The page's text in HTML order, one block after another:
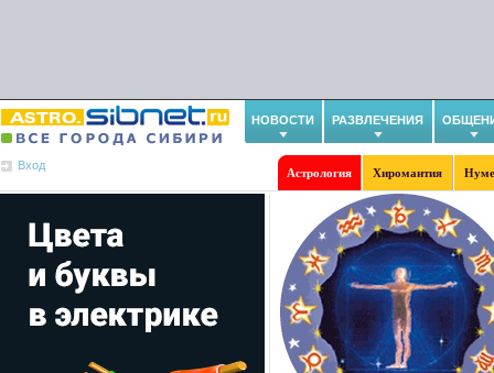
НОВОСТИ РАЗВЛЕЧЕНИЯ
Вход
Астрология Хиромантия